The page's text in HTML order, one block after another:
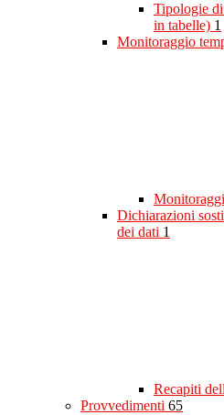
Tipologie
in tabelle) 1
Monitoraggio
Dichiarazioni
dei dati 1
Recapiti
Provvedimenti 65